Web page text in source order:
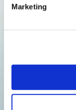
Marketing
Explore more